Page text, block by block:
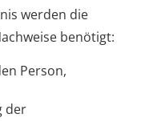
werden die
benötigt:
Person,
der